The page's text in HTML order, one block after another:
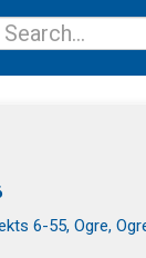
6-55, Ogre,